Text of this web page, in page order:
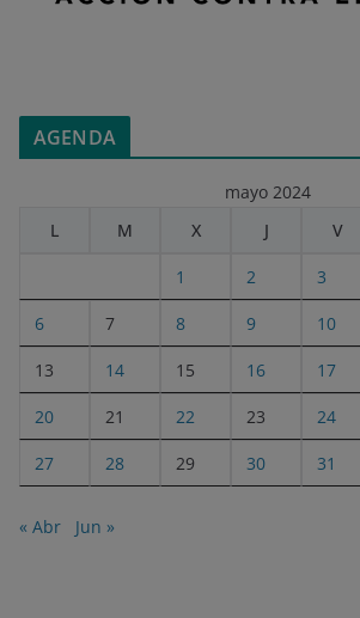
AGENDA
mayo 2024
L
M X J V
1 2 3
6 7 8 9 10
13 14 15 16 17
20 21 22 23 24
27 28 29 30 31
« Abr Jun »